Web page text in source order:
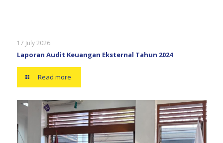
17 July 2026
Laporan Audit Keuangan Eksternal Tahun 2024
Read more